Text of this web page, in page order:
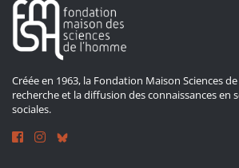
Créée en 1963, la Fondation Maison Sciences
recherche et la diffusion des connaissances en
sociales.